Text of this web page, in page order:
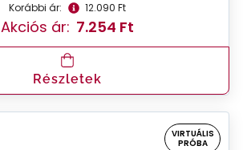
Korábbi ár: 12.090 Ft
Akciós ár: 7.254 Ft
Részletek
VIRTUÁLIS
PRÓBA